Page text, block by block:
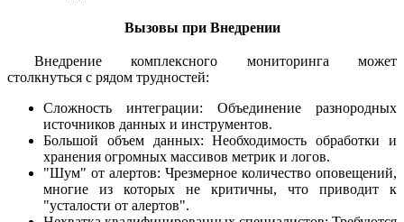
Вызовы при Внедрении
Внедрение комплексного мониторинга может
столкнуться с рядом трудностей:
Сложность интеграции: Объединение разнородных
источников данных и инструментов.
Большой объем данных: Необходимость обработки и
хранения огромных массивов метрик и логов.
"Шум" от алертов: Чрезмерное количество оповещений,
многие из которых не критичны, что приводит к
"усталости от алертов".